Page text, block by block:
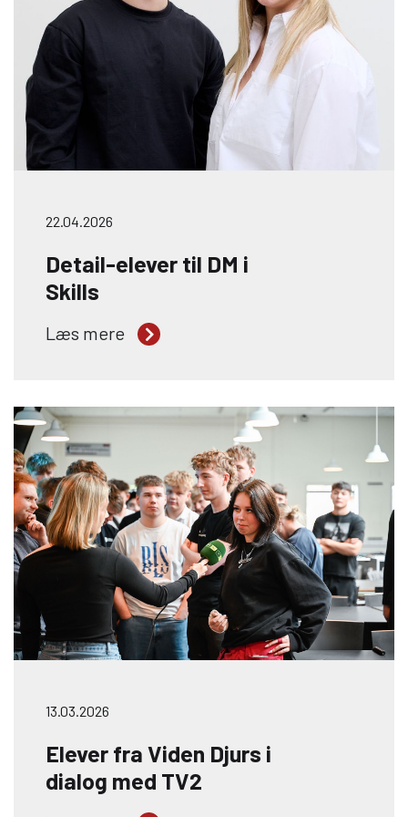
22.04.2026
Detail-elever til DM i
Skills
Når DM i Skills løber af stablen i Hjørring
den 22.–25. april, stiller Viden Djurs med
Lynge Nielsen – begge elever fra VID
Detail og i lære hos BESTSELLER
Læs mere
13.03.2026
Elever fra Viden Djurs i
dialog med TV2
TV 2 lagde vejen forbi i anledning af det